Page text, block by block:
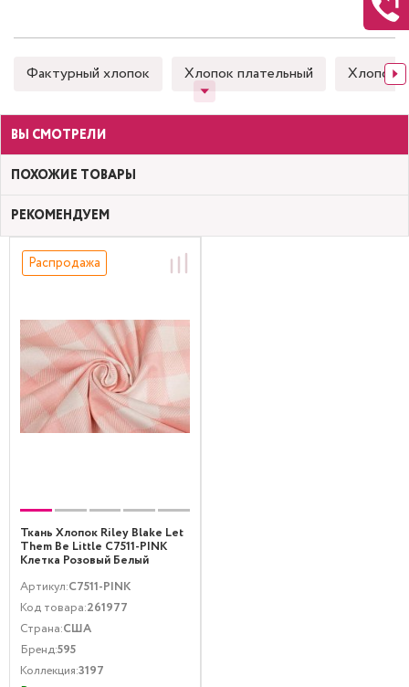
Фактурный хлопок Хлопок плательный Хлопок
ВЫ СМОТРЕЛИ
ПОХОЖИЕ ТОВАРЫ
РЕКОМЕНДУЕМ
Распродажа
Ткань Хлопок Riley Blake Let
Them Be Little C7511-PINK
Клетка Розовый Белый
Артикул:C7511-PINK
Код товара:261977
Страна:США
Бренд:595
Коллекция:3197